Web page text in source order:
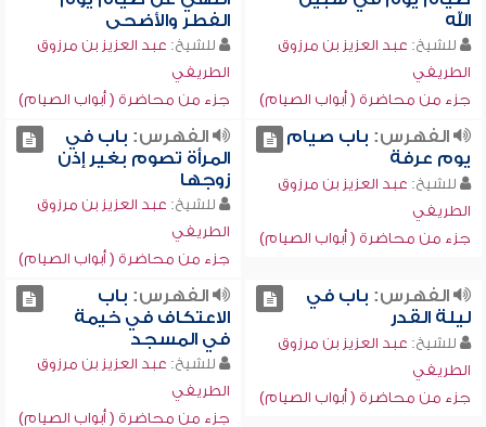
الله
للشيخ: عبد العزيز بن مرزوق
الطريفي
جزء من محاضرة ( أبواب الصيام)
الفطر والأضحى
للشيخ: عبد العزيز بن مرزوق
الطريفي
جزء من محاضرة ( أبواب الصيام)
الفهرس: باب صيام
يوم عرفة
للشيخ: عبد العزيز بن مرزوق
الطريفي
جزء من محاضرة ( أبواب الصيام)
الفهرس: باب في
المرأة تصوم بغير إذن
زوجها
للشيخ: عبد العزيز بن مرزوق
الطريفي
جزء من محاضرة ( أبواب الصيام)
الفهرس: باب في
ليلة القدر
للشيخ: عبد العزيز بن مرزوق
الطريفي
جزء من محاضرة ( أبواب الصيام)
الفهرس: باب
الاعتكاف في خيمة
في المسجد
للشيخ: عبد العزيز بن مرزوق
الطريفي
جزء من محاضرة ( أبواب الصيام)